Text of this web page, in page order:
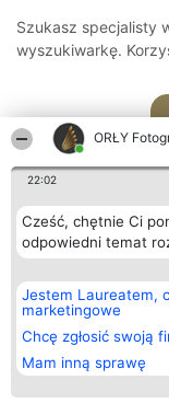
ORŁY
22:02
Cześć, chętnie Ci
odpowiedni temat
Jestem Laureatem,
marketingowe
Chcę zgłosić swoją
Mam inną sprawę
Szukasz specjalisty
wyszukiwarkę.
Organizator plebiscytu
Bright Side Solutions sp. z o.
o. sp. k.
ul. Ruska 22
Wrocław 50-079
KRS 0000749100 | Regon
381313360 | NIP 8943132676